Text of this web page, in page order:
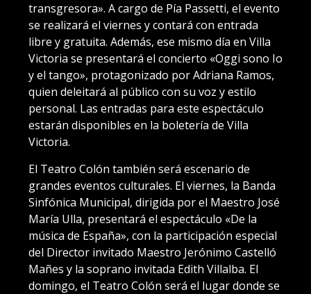
transgresora». A cargo de Pía Passetti, el evento
se realizará el viernes y contará con entrada
libre y gratuita. Además, ese mismo día en Villa
Victoria se presentará el concierto «Oggi sono Io
y el tango», protagonizado por Adriana Ramos,
quien deleitará al público con su voz y estilo
personal. Las entradas para este espectáculo
estarán disponibles en la boletería de Villa
Victoria.
El Teatro Colón también será escenario de
grandes eventos culturales. El viernes, la Banda
Sinfónica Municipal, dirigida por el Maestro José
María Ulla, presentará el espectáculo «De la
música de España», con la participación especial
del Director invitado Maestro Jerónimo Castelló
Mañes y la soprano invitada Edith Villalba. El
domingo, el Teatro Colón será el lugar donde se